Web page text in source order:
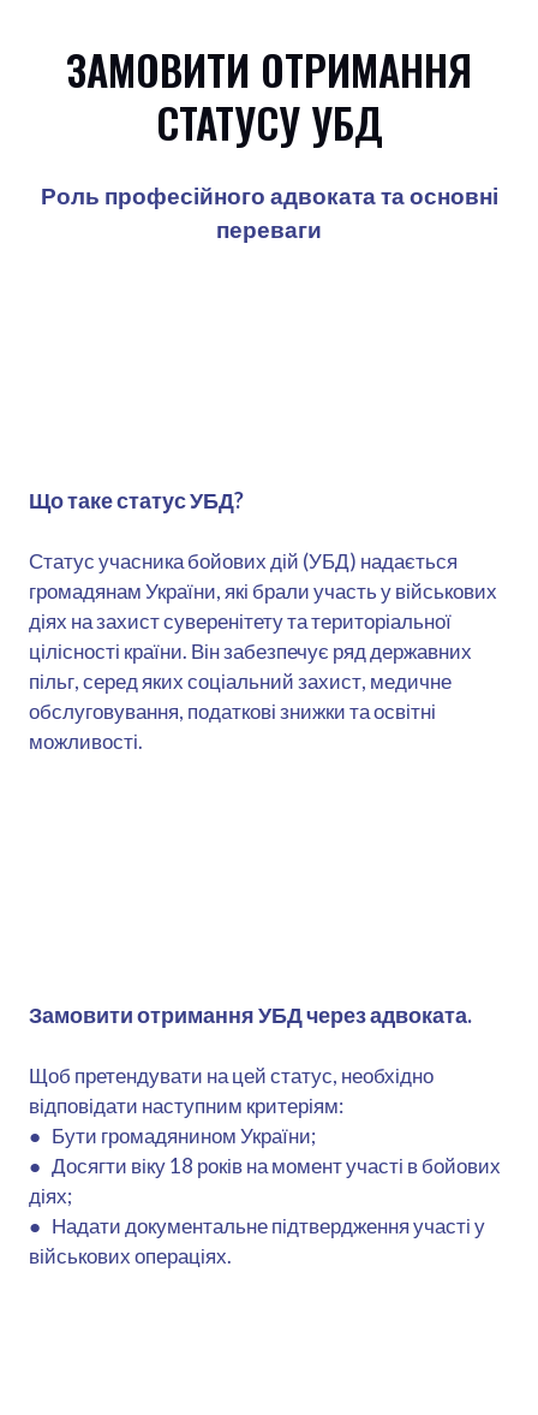
ЗАМОВИТИ ОТРИМАННЯ
СТАТУСУ УБД
Роль професійного адвоката та основні
переваги
Що таке статус УБД?
Статус учасника бойових дій (УБД) надається
громадянам України, які брали участь у військових
діях на захист суверенітету та територіальної
цілісності країни. Він забезпечує ряд державних
пільг, серед яких соціальний захист, медичне
обслуговування, податкові знижки та освітні
можливості.
Замовити отримання УБД через адвоката.
Щоб претендувати на цей статус, необхідно
відповідати наступним критеріям:
● Бути громадянином України;
● Досягти віку 18 років на момент участі в бойових
діях;
● Надати документальне підтвердження участі у
військових операціях.